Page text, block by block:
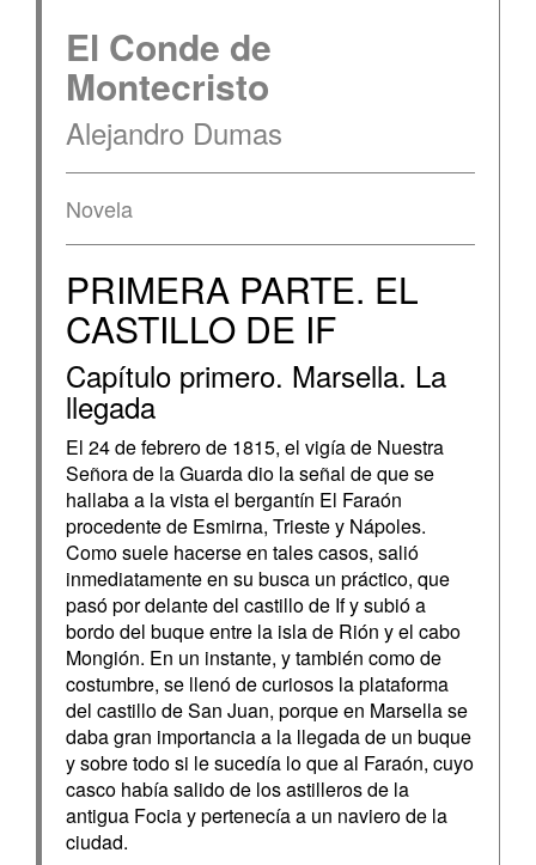
El Conde de
Montecristo
Alejandro Dumas
Novela
PRIMERA PARTE. EL
CASTILLO DE IF
Capítulo primero. Marsella. La
llegada
El 24 de febrero de 1815, el vigía de Nuestra
Señora de la Guarda dio la señal de que se
hallaba a la vista el bergantín El Faraón
procedente de Esmirna, Trieste y Nápoles.
Como suele hacerse en tales casos, salió
inmediatamente en su busca un práctico, que
pasó por delante del castillo de If y subió a
bordo del buque entre la isla de Rión y el cabo
Mongión. En un instante, y también como de
costum­bre, se llenó de curiosos la plataforma
del castillo de San Juan, por­que en Marsella se
daba gran importancia a la llegada de un buque
y sobre todo si le sucedía lo que al Faraón, cuyo
casco había salido de los astilleros de la
antigua Focia y pertenecía a un naviero de la
ciudad.